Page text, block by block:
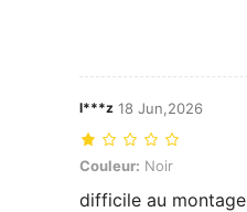
l***z 18 Jun,2026
Couleur: Noir
Couleur: Noir
difficile au montage